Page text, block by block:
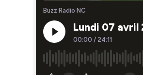
Buzz Radio NC
Lundi 07 avril
00:00 / 24:11